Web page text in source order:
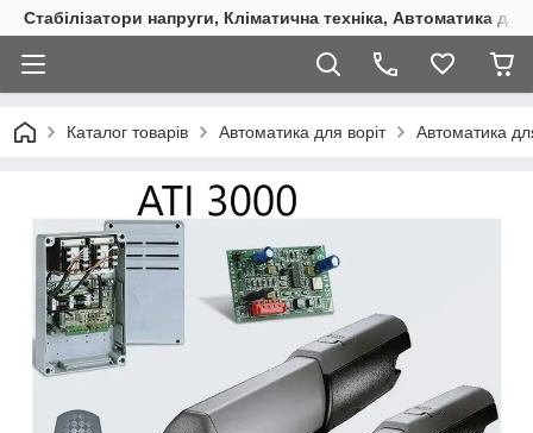
Стабілізатори напруги, Кліматична техніка, Автоматика
Каталог товарів Автоматика для воріт Автоматика